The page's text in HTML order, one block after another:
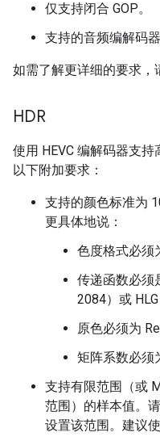
仅支持闭合 GOP。
支持的音频编解码
如需了解更详细的要求，
HDR
使用 HEVC 编解码器支
以下附加要求：
支持的颜色标准为
更具体地说：
色度格式必须
传递函数必须
2084）或
原色必须为
矩阵系数必须
支持有限范围（或
范围）的样本值。
设置该范围。建议